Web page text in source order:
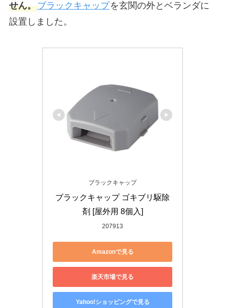
せん。ブラックキャップを玄関の外とベランダに
設置しました。
ブラックキャップ
ブラックキャップ ゴキブリ駆除
剤 [屋外用 8個入]
207913
Amazonで見る
楽天市場で見る
Yahoo!ショッピングで見る